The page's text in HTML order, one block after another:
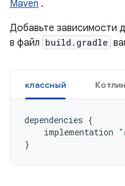
Maven .
Добавьте зависимости
в файл build.gradle
классный Котлин
dependencies {
implementation
}